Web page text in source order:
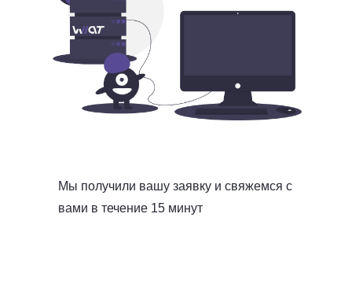
Мы получили вашу заявку и свяжемся с
вами в течение 15 минут